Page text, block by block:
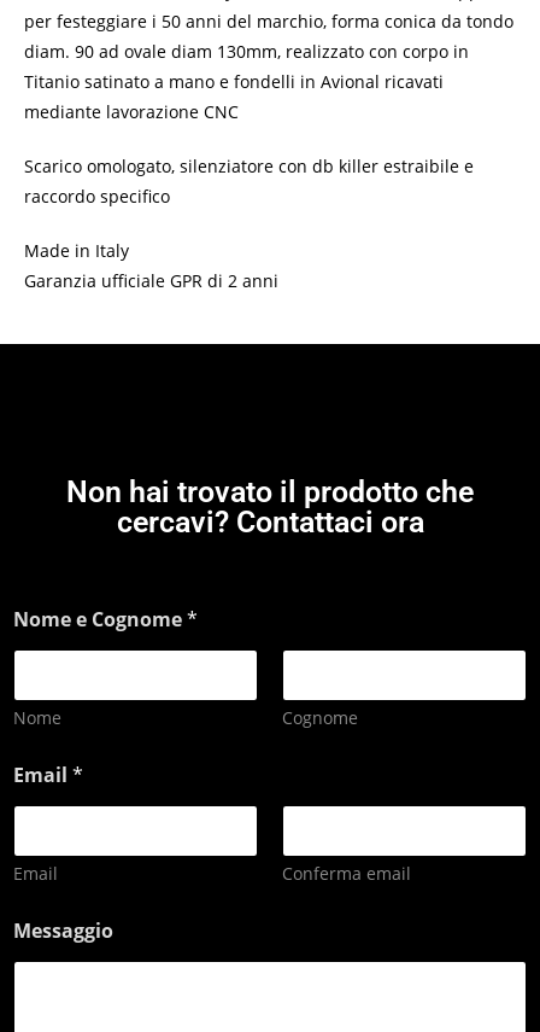
per festeggiare i 50 anni del marchio, forma conica da tondo
diam. 90 ad ovale diam 130mm, realizzato con corpo in
Titanio satinato a mano e fondelli in Avional ricavati
mediante lavorazione CNC
Scarico omologato, silenziatore con db killer estraibile e
raccordo specifico
Made in Italy
Garanzia ufficiale GPR di 2 anni
Non hai trovato il prodotto che
cercavi? Contattaci ora
Nome e Cognome*
Nome Cognome
Email *
Email Conferma email
Messaggio